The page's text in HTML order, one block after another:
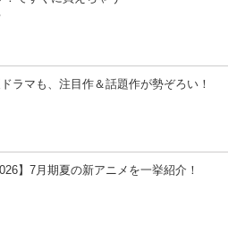
ラマも、注目作＆話題作が勢ぞろい！
】7月期夏の新アニメを一挙紹介！